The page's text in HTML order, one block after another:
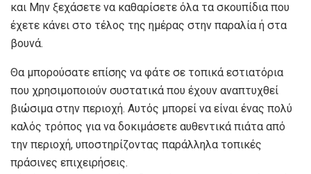
και Μην ξεχάσετε να καθαρίσετε όλα τα σκουπίδια που
έχετε κάνει στο τέλος της ημέρας στην παραλία ή στα
βουνά.
Θα μπορούσατε επίσης να φάτε σε τοπικά εστιατόρια
που χρησιμοποιούν συστατικά που έχουν αναπτυχθεί
βιώσιμα στην περιοχή. Αυτός μπορεί να είναι ένας πολύ
καλός τρόπος για να δοκιμάσετε αυθεντικά πιάτα από
την περιοχή, υποστηρίζοντας παράλληλα τοπικές
πράσινες επιχειρήσεις.